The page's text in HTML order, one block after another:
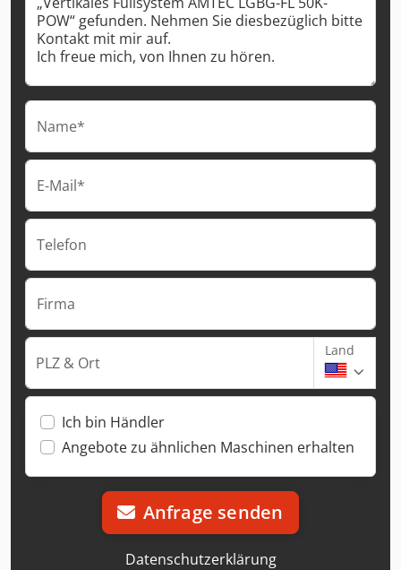
Name*
E-Mail*
Telefon
Firma
PLZ & Ort
Land
Ich bin Händler
Angebote zu ähnlichen Maschinen erhalten
Anfrage senden
Datenschutzerklärung